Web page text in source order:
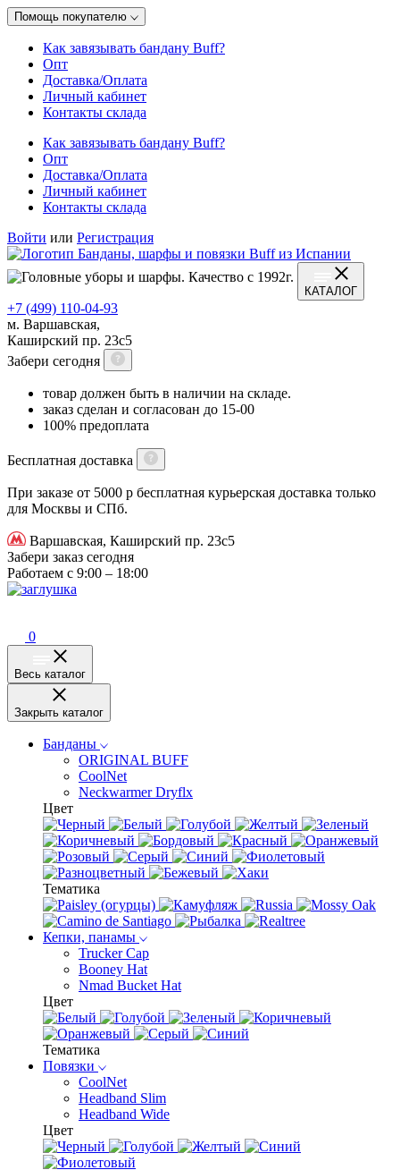
Помощь покупателю
Как завязывать бандану Buff?
Опт
Доставка/Оплата
Личный кабинет
Контакты склада
Как завязывать бандану Buff?
Опт
Доставка/Оплата
Личный кабинет
Контакты склада
Войти или Регистрация
КАТАЛОГ
+7 (499) 110-04-93
м. Варшавская,
Каширский пр. 23с5
Забери сегодня
товар должен быть в наличии на складе.
заказ сделан и согласован до 15-00
100% предоплата
Бесплатная доставка
При заказе от 5000 р бесплатная курьерская доставка только
для Москвы и СПб.
Варшавская, Каширский пр. 23с5
Забери заказ сегодня
Работаем с 9:00 – 18:00
0
Весь каталог
Закрыть каталог
Банданы
ORIGINAL BUFF
CoolNet
Neckwarmer Dryflx
Цвет
Тематика
Кепки, панамы
Trucker Cap
Booney Hat
Nmad Bucket Hat
Цвет
Тематика
Повязки
CoolNet
Headband Slim
Headband Wide
Цвет